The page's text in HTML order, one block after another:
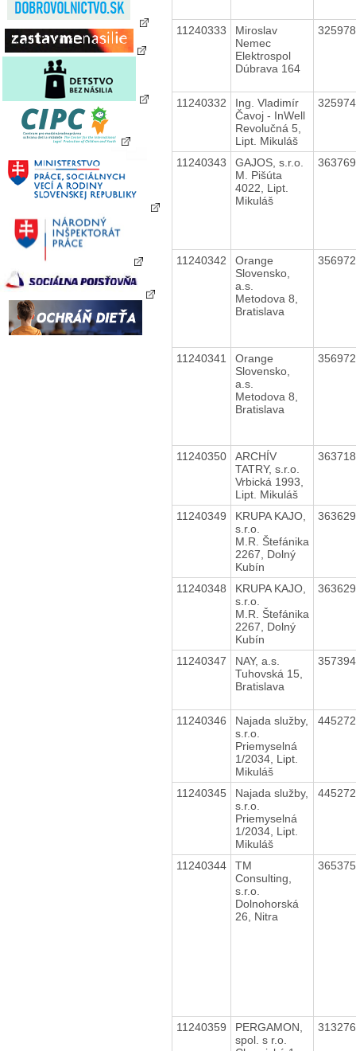
11240333
Miroslav
Nemec
Elektrospol
Dúbrava 164
11240332
Ing. Vladimír
Čavoj - InWell
Revolučná 5,
Lipt. Mikuláš
11240343
GAJOS, s.r.o.
M. Pišúta
4022, Lipt.
Mikuláš
11240342
Orange
Slovensko,
a.s.
Metodova 8,
Bratislava
11240341
Orange
Slovensko,
a.s.
Metodova 8,
Bratislava
11240350
ARCHÍV
TATRY, s.r.o.
Vrbická 1993,
Lipt. Mikuláš
11240349
KRUPA KAJO,
s.r.o.
M.R. Štefánika
2267, Dolný
Kubín
11240348
KRUPA KAJO,
s.r.o.
M.R. Štefánika
2267, Dolný
Kubín
11240347
NAY, a.s.
Tuhovská 15,
Bratislava
11240346
Najada služby,
s.r.o.
Priemyselná
1/2034, Lipt.
Mikuláš
11240345
Najada služby,
s.r.o.
Priemyselná
1/2034, Lipt.
Mikuláš
11240344
TM
Consulting,
s.r.o.
Dolnohorská
26, Nitra
11240359
PERGAMON,
spol. s r.o.